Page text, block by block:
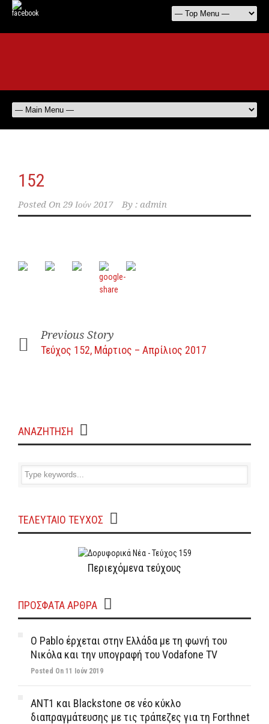
152
Posted On 29 Ιούν 2017 By : admin
Previous Story
Τεύχος 152, Μάρτιος – Απρίλιος 2017
ΑΝΑΖΗΤΗΣΗ
ΤΕΛΕΥΤΑΙΟ ΤΕΥΧΟΣ
Περιεχόμενα τεύχους
ΠΡΌΣΦΑΤΑ ΆΡΘΡΑ
Ο Pablo έρχεται στην Ελλάδα με τη φωνή του
Νικόλα και την υπογραφή του Vodafone TV
Posted On 11 Ιούν 2019
ΑΝΤ1 και Blackstone σε νέο κύκλο
διαπραγμάτευσης με τις τράπεζες για τη Forthnet